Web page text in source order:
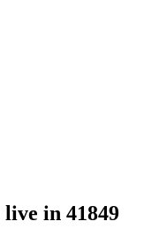
live in 41849